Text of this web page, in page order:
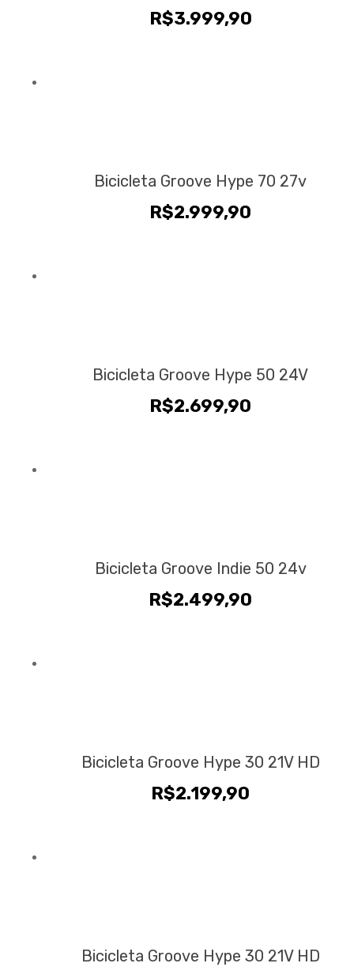
R$3.999,90
Bicicleta Groove Hype 70 27v
R$2.999,90
Bicicleta Groove Hype 50 24V
R$2.699,90
Bicicleta Groove Indie 50 24v
R$2.499,90
Bicicleta Groove Hype 30 21V HD
R$2.199,90
Bicicleta Groove Hype 30 21V HD